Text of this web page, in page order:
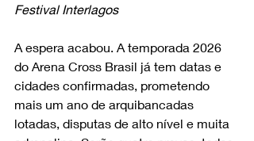
Festival Interlagos
A espera acabou. A temporada 2026
do Arena Cross Brasil já tem datas e
cidades confirmadas, prometendo
mais um ano de arquibancadas
lotadas, disputas de alto nível e muita